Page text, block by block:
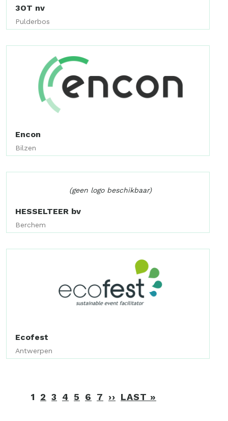
3OT nv
Pulderbos
Encon
Bilzen
(geen logo beschikbaar)
HESSELTEER bv
Berchem
Ecofest
Antwerpen
Paginering
1 2 3 4 5 6 7 ›› VOLGENDE
LAST »